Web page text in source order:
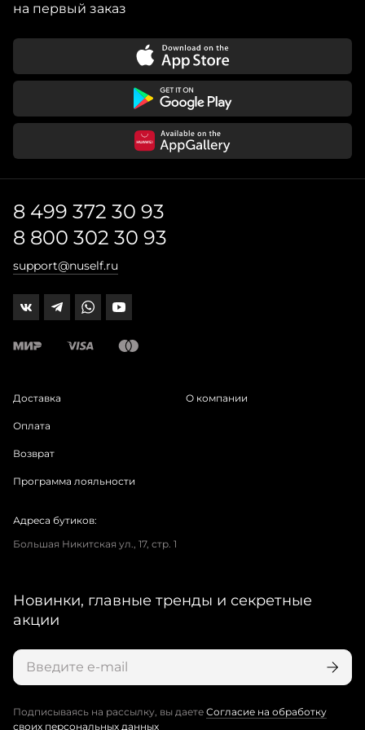
на первый заказ
8 499 372 30 93
8 800 302 30 93
support@nuself.ru
Доставка
Оплата
Возврат
Программа лояльности
О компании
Адреса бутиков:
Большая Никитская ул., 17, стр. 1
Новинки, главные тренды и секретные
акции
Подписываясь на рассылку, вы даете Согласие на обработку
своих персональных данных